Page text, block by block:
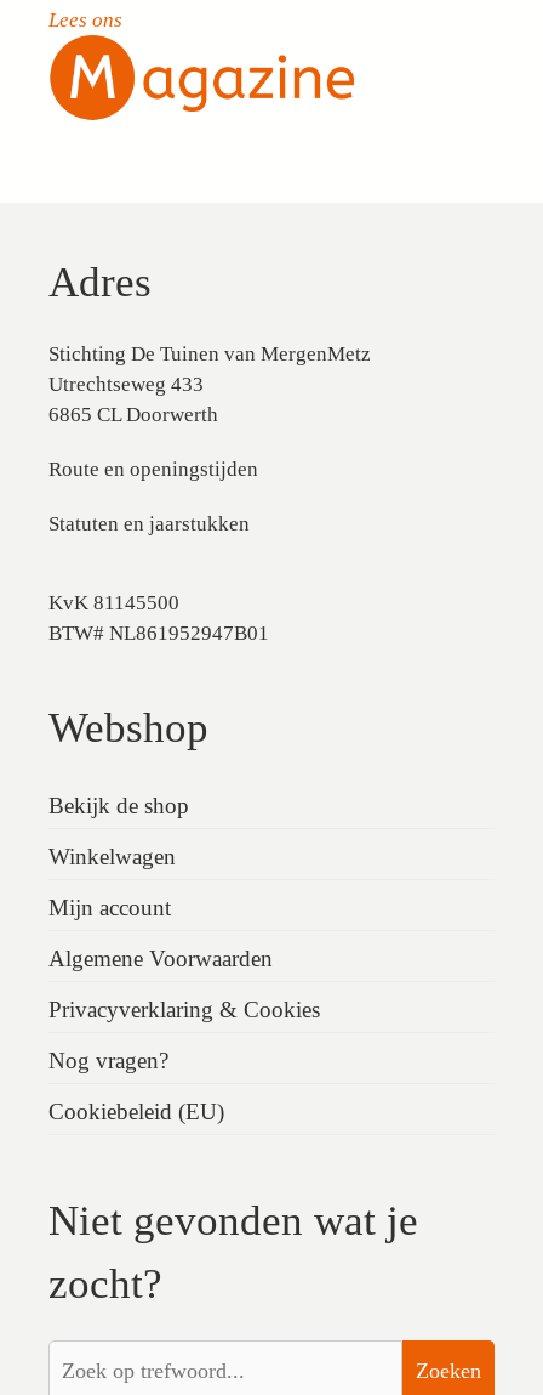
Lees ons
Adres
Stichting De Tuinen van MergenMetz
Utrechtseweg 433
6865 CL Doorwerth
Route en openingstijden
Statuten en jaarstukken
KvK 81145500
BTW# NL861952947B01
Webshop
Bekijk de shop
Winkelwagen
Mijn account
Algemene Voorwaarden
Privacyverklaring & Cookies
Nog vragen?
Cookiebeleid (EU)
Niet gevonden wat je
zocht?
Zoeken